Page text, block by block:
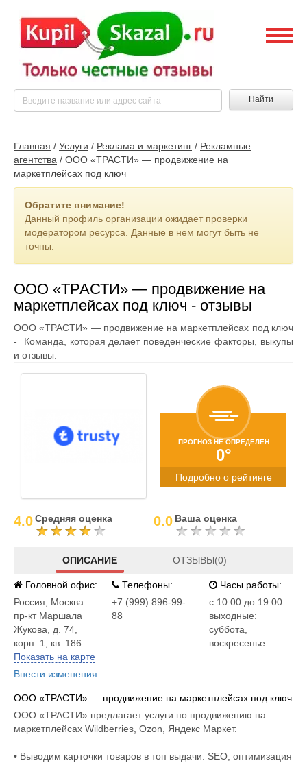
Найти
Главная / Услуги / Реклама и маркетинг / Рекламные
агентства / ООО «ТРАСТИ» — продвижение на
маркетплейсах под ключ
Обратите внимание!
Данный профиль организации ожидает проверки
модератором ресурса. Данные в нем могут быть не
точны.
ООО «ТРАСТИ» — продвижение на
маркетплейсах под ключ - отзывы
ООО «ТРАСТИ» — продвижение на маркетплейсах под ключ
- Команда, которая делает поведенческие факторы, выкупы
и отзывы.
ПРОГНОЗ НЕ ОПРЕДЕЛЕН
0°
Подробно о рейтинге
4.0Средняя оценка 0.0 Ваша оценка
ОПИСАНИЕ ОТЗЫВЫ(0)
Головной офис:
Россия
Москва
пр-кт Маршала
Жукова, д. 74,
корп. 1, кв. 186
Показать на карте
Внести изменения
Телефоны:
+7 (999) 896-99-
88
Часы работы:
c 10:00 до 19:00
выходные:
суббота,
воскресенье
ООО «ТРАСТИ» — продвижение на маркетплейсах под ключ
ООО «ТРАСТИ» предлагает услуги по продвижению на
маркетплейсах Wildberries, Ozon, Яндекс Маркет.
• Выводим карточки товаров в топ выдачи: SEO, оптимизация